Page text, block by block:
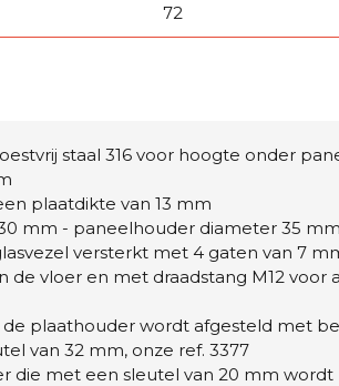
72
staal 316 voor hoogte onder
plaatdikte van 13 mm
mm - paneelhouder diameter 35 mm
versterkt met 4 gaten van 7
de vloer en met draadstang M12 voor
plaathouder wordt afgesteld met
van 32 mm, onze ref. 3377
die met een sleutel van 20 mm wordt